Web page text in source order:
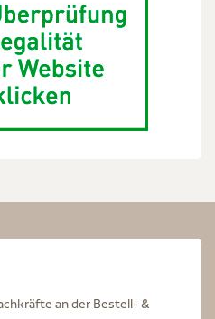
an der Bestell- &